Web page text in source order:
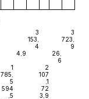
3
153,
4
3
723,
9
4,9
26,
6
1
785,
5
2
107
,1
594
,5
72
3,9